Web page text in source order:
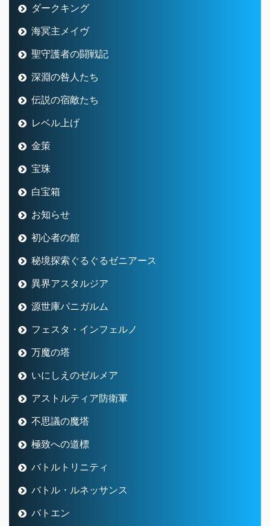
ダークキング
海冥主メイヴ
聖守護者の闘戦記
深淵の咎人たち
伝説の宿敵たち
レベル上げ
金策
宝珠
白宝箱
お知らせ
初心者の館
秘境探索ぐるぐるゼニアース
異界アスタルジア
源世庫パニガルム
フェスタ・インフェルノ
万魔の塔
いにしえのゼルメア
アストルティア防衛軍
不思議の魔塔
極致への道標
バトルトリニティ
バトル・ルネッサンス
バトエン